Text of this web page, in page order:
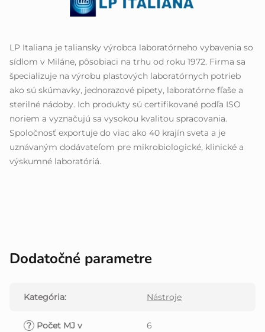
LP Italiana je taliansky výrobca laboratórneho vybavenia so
sídlom v Miláne, pôsobiaci na trhu od roku 1972. Firma sa
špecializuje na výrobu plastových laboratórnych potrieb
ako sú skúmavky, jednorazové pipety, laboratórne fľaše a
sterilné nádoby. Ich produkty sú certifikované podľa ISO
noriem a vyznačujú sa vysokou kvalitou spracovania.
Spoločnosť exportuje do viac ako 40 krajín sveta a je
uznávaným dodávateľom pre mikrobiologické, klinické a
výskumné laboratóriá.
Dodatočné parametre
Kategória: Nástroje
? Počet MJ v
6